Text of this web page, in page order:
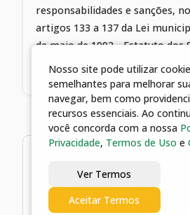
responsabilidades e sanções,
artigos 133 a 137 da Lei
de maio de 1992 - Estatuto dos
Públicos do Município de Catalão.
21/01/2026 11:11 |
1.488, DE 21 DE JANEIRO
Nosso site pode utilizar
semelhantes para melhorar
navegar, bem como
recursos essenciais. Ao
você concorda com a nossa
Privacidade, Termos de Uso e
Ver Termos
Aceitar Termos